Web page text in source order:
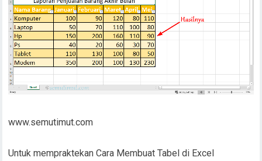
www.semutimut.com
Untuk mempraktekan Cara Membuat Tabel di Excel